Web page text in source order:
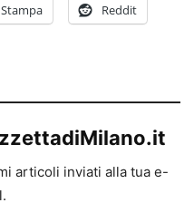
Stampa Reddit
articoli inviati alla tua e-